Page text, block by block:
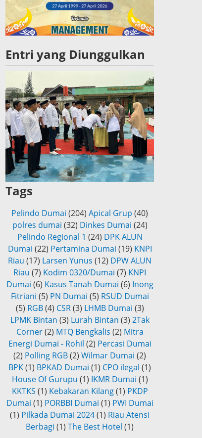
Entri yang Diunggulkan
Tags
Pelindo Dumai (204) Apical Grup (40)
polres dumai (32) Dinkes Dumai (24)
Pelindo Regional 1 (24) DPK ALUN
Dumai (22) Pertamina Dumai (19) KNPI
Riau (17) Larsen Yunus (12) DPW ALUN
Riau (7) Kodim 0320/Dumai (7) KNPI
Dumai (6) Kasus Tanah Dumai (6) Inong
Fitriani (5) PN Dumai (5) RSUD Dumai
(5) RGB (4) CSR (3) LHMB Dumai (3)
LPMK Bintan (3) Lurah Bintan (3) 2Tak
Corner (2) MTQ Bengkalis (2) Mitra
Energi Dumai - Rohil (2) Percasi Dumai
(2) Polling RGB(2) Wilmar Dumai (2)
BPK(1) BPKAD Dumai (1) CPO ilegal (1)
House Of Gurupu (1) IKMR Dumai (1)
KKTKS (1) Kebakaran Kilang (1) PKDP
Dumai (1) PORBBI Dumai (1) PWI Dumai
(1) Pilkada Dumai 2024(1) Riau Atensi
Berbagi (1) The Best Hotel (1)